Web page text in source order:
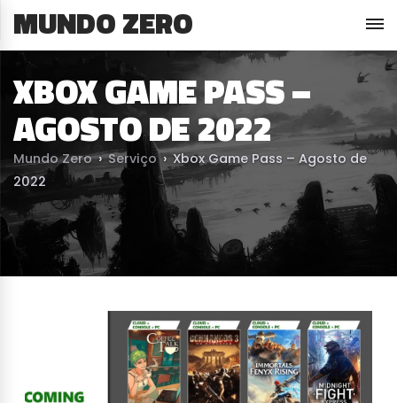
MUNDO ZERO
XBOX GAME PASS –
AGOSTO DE 2022
Mundo Zero › Serviço › Xbox Game Pass – Agosto de
2022